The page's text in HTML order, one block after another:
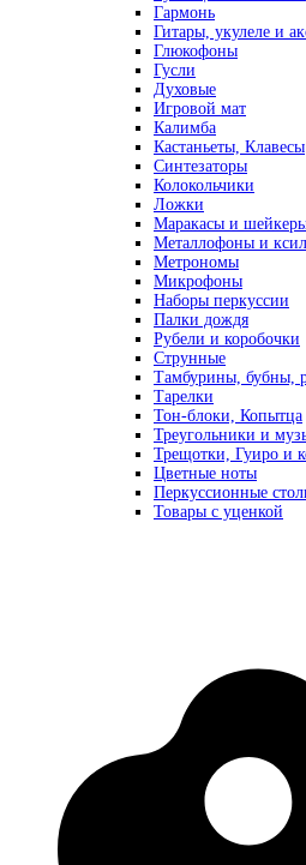
Гармонь
Гитары, укулеле и
Глюкофоны
Гусли
Духовые
Игровой мат
Калимба
Кастаньеты, Клавесы
Синтезаторы
Колокольчики
Ложки
Маракасы и
Металлофоны и
Метрономы
Микрофоны
Наборы перкуссии
Палки дождя
Рубели и коробочки
Струнные
Тамбурины, бубны,
Тарелки
Тон-блоки, Копытца
Треугольники и
Трещотки, Гуиро и
Цветные ноты
Перкуссионные
Товары с уценкой